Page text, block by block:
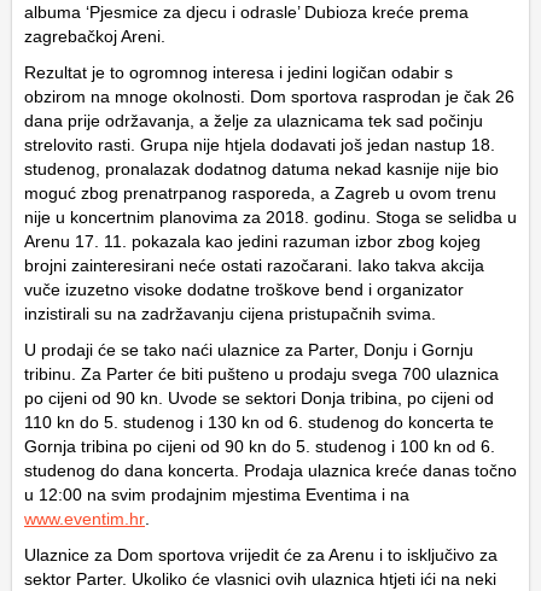
albuma ‘Pjesmice za djecu i odrasle’ Dubioza kreće prema
zagrebačkoj Areni.
Rezultat je to ogromnog interesa i jedini logičan odabir s
obzirom na mnoge okolnosti. Dom sportova rasprodan je čak 26
dana prije održavanja, a želje za ulaznicama tek sad počinju
strelovito rasti. Grupa nije htjela dodavati još jedan nastup 18.
studenog, pronalazak dodatnog datuma nekad kasnije nije bio
moguć zbog prenatrpanog rasporeda, a Zagreb u ovom trenu
nije u koncertnim planovima za 2018. godinu. Stoga se selidba u
Arenu 17. 11. pokazala kao jedini razuman izbor zbog kojeg
brojni zainteresirani neće ostati razočarani. Iako takva akcija
vuče izuzetno visoke dodatne troškove bend i organizator
inzistirali su na zadržavanju cijena pristupačnih svima.
U prodaji će se tako naći ulaznice za Parter, Donju i Gornju
tribinu. Za Parter će biti pušteno u prodaju svega 700 ulaznica
po cijeni od 90 kn. Uvode se sektori Donja tribina, po cijeni od
110 kn do 5. studenog i 130 kn od 6. studenog do koncerta te
Gornja tribina po cijeni od 90 kn do 5. studenog i 100 kn od 6.
studenog do dana koncerta. Prodaja ulaznica kreće danas točno
u 12:00 na svim prodajnim mjestima Eventima i na
www.eventim.hr
Ulaznice za Dom sportova vrijedit će za Arenu i to isključivo za
sektor Parter. Ukoliko će vlasnici ovih ulaznica htjeti ići na neki